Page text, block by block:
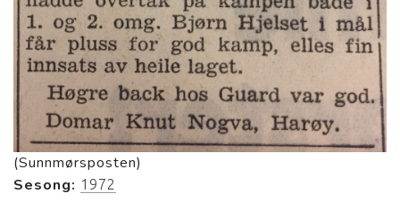
(Sunnmørsposten)
Sesong: 1972